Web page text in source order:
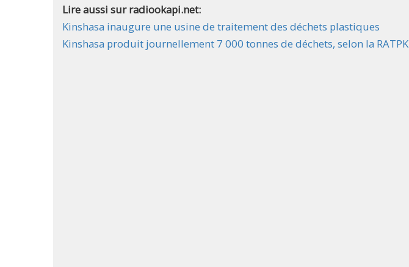
Lire aussi sur radiookapi.net:
Kinshasa inaugure une usine de traitement des déchets plastiques
Kinshasa produit journellement 7 000 tonnes de déchets, selon la RATPK